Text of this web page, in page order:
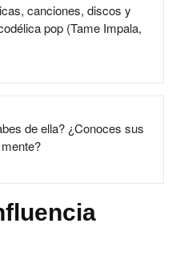
canciones, discos y
pop (Tame Impala,
de ella? ¿Conoces sus